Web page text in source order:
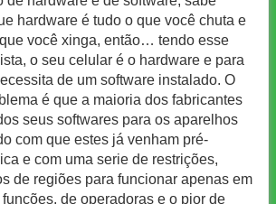
hardware é tudo o que você chuta e
você xinga, então… tendo esse
o seu celular é o hardware e para
de um software instalado. O
é que a maioria dos fabricantes
seus softwares para os aparelhos
com que estes já venham pré-
e com uma serie de restrições,
de regiões para funcionar apenas em
de operadoras e o pior de